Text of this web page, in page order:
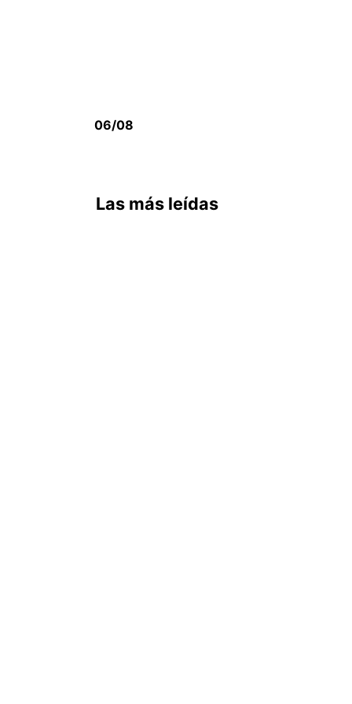
06/08
Las más leídas